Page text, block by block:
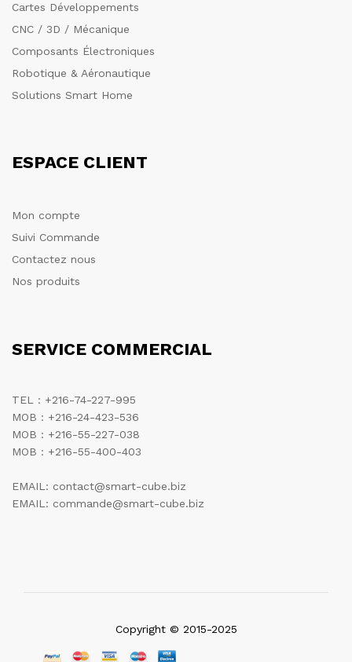
Cartes Développements
CNC / 3D / Mécanique
Composants Électroniques
Robotique & Aéronautique
Solutions Smart Home
ESPACE CLIENT
Mon compte
Suivi Commande
Contactez nous
Nos produits
SERVICE COMMERCIAL
TEL : +216-74-227-995
MOB : +216-24-423-536
MOB : +216-55-227-038
MOB : +216-55-400-403
EMAIL: contact@smart-cube.biz
EMAIL: commande@smart-cube.biz
Copyright © 2015-2025